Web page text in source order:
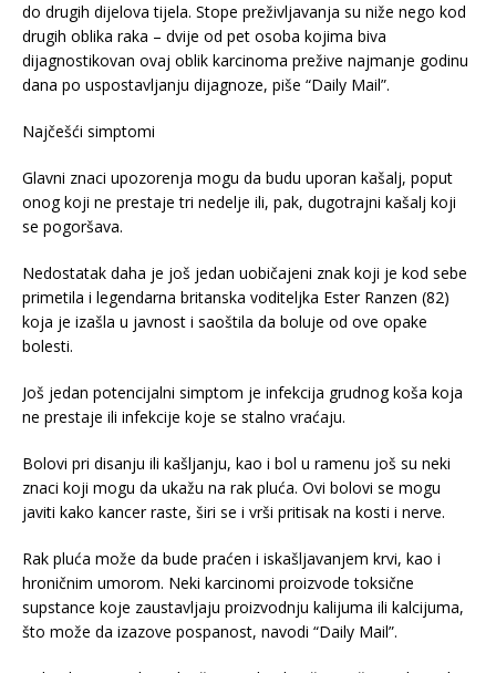
do drugih dijelova tijela. Stope preživljavanja su niže nego kod
drugih oblika raka – dvije od pet osoba kojima biva
dijagnostikovan ovaj oblik karcinoma prežive najmanje godinu
dana po uspostavljanju dijagnoze, piše “Daily Mail”.
Najčešći simptomi
Glavni znaci upozorenja mogu da budu uporan kašalj, poput
onog koji ne prestaje tri nedelje ili, pak, dugotrajni kašalj koji
se pogoršava.
Nedostatak daha je još jedan uobičajeni znak koji je kod sebe
primetila i legendarna britanska voditeljka Ester Ranzen (82)
koja je izašla u javnost i saoštila da boluje od ove opake
bolesti.
Još jedan potencijalni simptom je infekcija grudnog koša koja
ne prestaje ili infekcije koje se stalno vraćaju.
Bolovi pri disanju ili kašljanju, kao i bol u ramenu još su neki
znaci koji mogu da ukažu na rak pluća. Ovi bolovi se mogu
javiti kako kancer raste, širi se i vrši pritisak na kosti i nerve.
Rak pluća može da bude praćen i iskašljavanjem krvi, kao i
hroničnim umorom. Neki karcinomi proizvode toksične
supstance koje zaustavljaju proizvodnju kalijuma ili kalcijuma,
što može da izazove pospanost, navodi “Daily Mail”.